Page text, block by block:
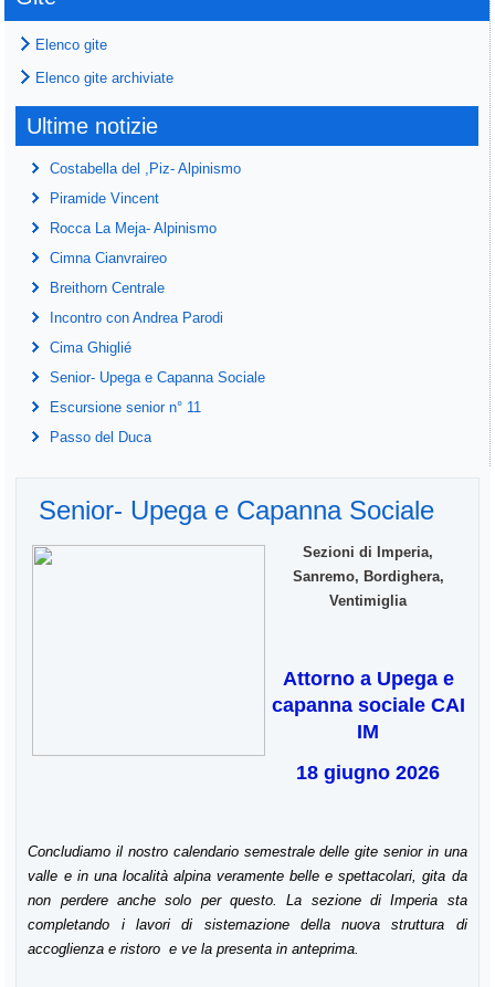
Elenco gite
Elenco gite archiviate
Ultime notizie
Costabella del ,Piz- Alpinismo
Piramide Vincent
Rocca La Meja- Alpinismo
Cimna Cianvraireo
Breithorn Centrale
Incontro con Andrea Parodi
Cima Ghiglié
Senior- Upega e Capanna Sociale
Escursione senior n° 11
Passo del Duca
Senior- Upega e Capanna Sociale
Sezioni di Imperia,
Sanremo, Bordighera,
Ventimiglia
Attorno a Upega e
capanna sociale CAI
IM
18 giugno 2026
Concludiamo il nostro calendario semestrale delle gite senior in una
valle e in una località alpina veramente belle e spettacolari, gita da
non perdere anche solo per questo. La sezione di Imperia sta
completando i lavori di sistemazione della nuova struttura di
accoglienza e ristoro e ve la presenta in anteprima.